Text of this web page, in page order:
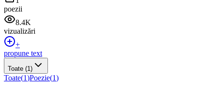
poezii
8.4K
vizualizări
+
propune text
Toate (1)
Toate(1)Poezie(1)